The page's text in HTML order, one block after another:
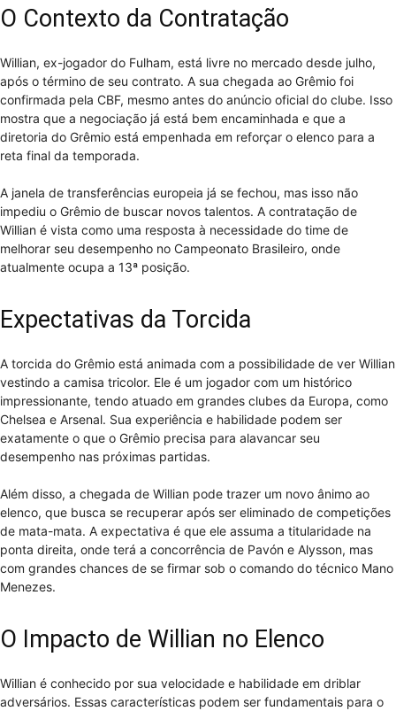
O Contexto da Contratação
Willian, ex-jogador do Fulham, está livre no mercado desde julho,
após o término de seu contrato. A sua chegada ao Grêmio foi
confirmada pela CBF, mesmo antes do anúncio oficial do clube. Isso
mostra que a negociação já está bem encaminhada e que a
diretoria do Grêmio está empenhada em reforçar o elenco para a
reta final da temporada.
A janela de transferências europeia já se fechou, mas isso não
impediu o Grêmio de buscar novos talentos. A contratação de
Willian é vista como uma resposta à necessidade do time de
melhorar seu desempenho no Campeonato Brasileiro, onde
atualmente ocupa a 13ª posição.
Expectativas da Torcida
A torcida do Grêmio está animada com a possibilidade de ver Willian
vestindo a camisa tricolor. Ele é um jogador com um histórico
impressionante, tendo atuado em grandes clubes da Europa, como
Chelsea e Arsenal. Sua experiência e habilidade podem ser
exatamente o que o Grêmio precisa para alavancar seu
desempenho nas próximas partidas.
Além disso, a chegada de Willian pode trazer um novo ânimo ao
elenco, que busca se recuperar após ser eliminado de competições
de mata-mata. A expectativa é que ele assuma a titularidade na
ponta direita, onde terá a concorrência de Pavón e Alysson, mas
com grandes chances de se firmar sob o comando do técnico Mano
Menezes.
O Impacto de Willian no Elenco
Willian é conhecido por sua velocidade e habilidade em driblar
adversários. Essas características podem ser fundamentais para o